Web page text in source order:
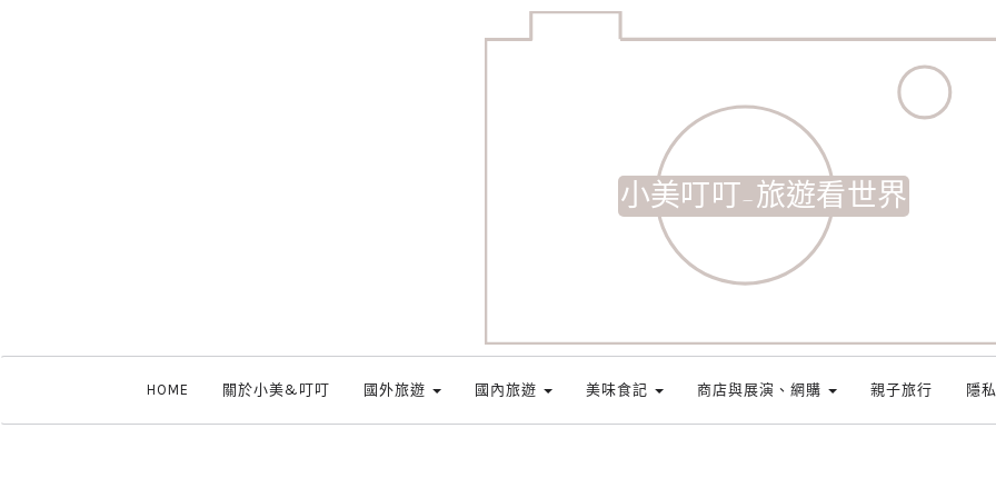
小美叮叮-旅遊看世界
HOME 關於小美&叮叮 國外旅遊 國內旅遊 美味食記 商店與展演、網購 親子旅行 隱